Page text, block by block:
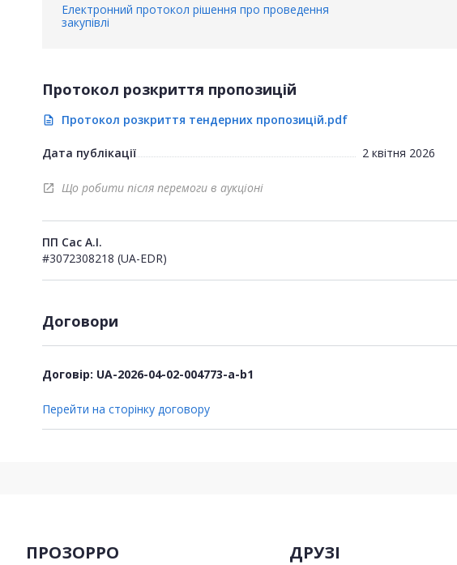
Електронний протокол рішення про проведення
закупівлі
Протокол розкриття пропозицій
description Протокол розкриття тендерних пропозицій.pdf
Дата публікації 2 квітня 2026
open_in_new Що робити після перемоги в аукціоні
ПП Сас А.І.
#3072308218 (UA-EDR)
Договори
Договір: UA-2026-04-02-004773-a-b1
Перейти на сторінку договору
ПРОЗОРРО ДРУЗІ